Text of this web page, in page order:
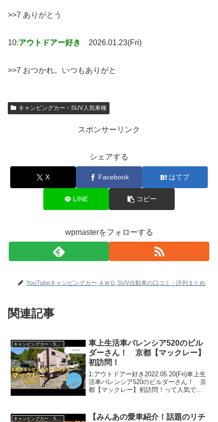
>>7 ありがとう
10:アウトドアー好き 2026.01.23(Fri)
>>7 おつかれ。いつもありがと
キャンピングカー・SUV人気車種
スポンサーリンク
シェアする
X Facebook はてブ
LINE コピー
wpmasterをフォローする
YouTubeキャンピングカー,４ＷＤ,SUV自動車の口コミ・評判まとめ
関連記事
キャンピングカー・SUV人気車種
車上生活車バレンシア520のビル
ダーさん！ 京都【マックレー】
初訪問！
1:アウトドアー好き2022.05.20(Fri)車上生
活車バレンシア520のビルダーさん！ 京
都【マックレー】初訪問！って人気で話
です！3:アウト...
【みんあの愛車紹介！話題のリチ